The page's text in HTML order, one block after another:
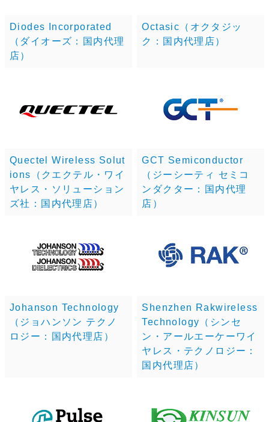
Diodes Incorporated
（ダイオーズ：国内代理
店）
Octasic（オクタジッ
ク：国内代理店）
Quectel Wireless Solut
ions（クエクテル・ワイ
ヤレス・ソリューション
ズ社：国内代理店）
GCT Semiconductor
（ジーシーティ セミコ
ンダクター：国内代理
店）
Johanson Technology
（ジョハンソン テクノ
ロジー：国内代理店）
Shenzhen Rakwireless
Technology（シンセ
ン・アールエーケーワイ
ヤレス・テクノロジー：
国内代理店）